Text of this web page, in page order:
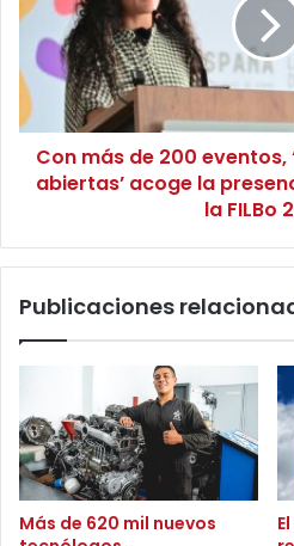
e
s
e
s
j
r
a
u
n
a
v
m
d
2
t
U
n
a
c
a
Con más de 200 eventos,
abiertas’ acoge la
la FILBo
Publicaciones
Más de 620 mil nuevos